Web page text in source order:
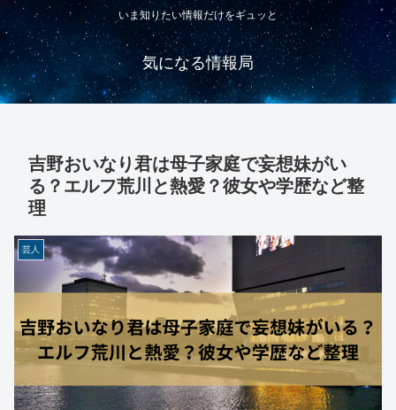
いま知りたい情報だけをギュッと
気になる情報局
吉野おいなり君は母子家庭で妄想妹がい
る？エルフ荒川と熱愛？彼女や学歴など整
理
芸人